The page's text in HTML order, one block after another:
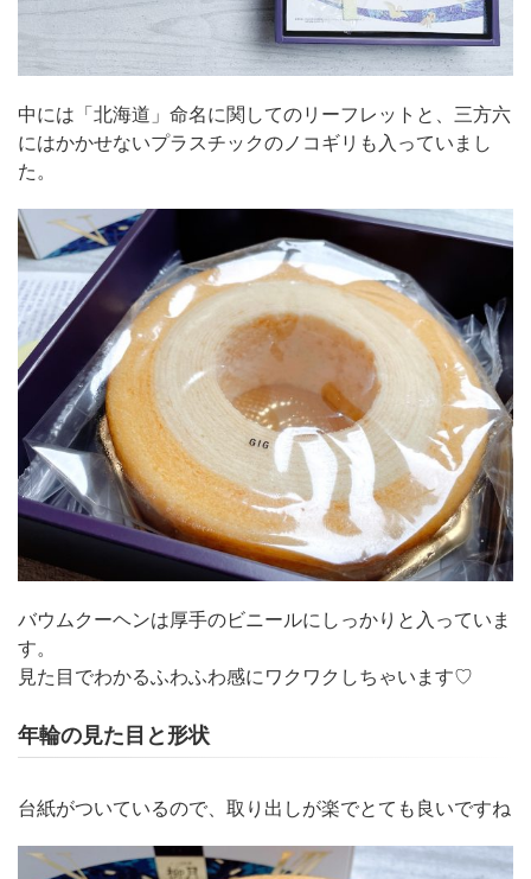
中には「北海道」命名に関してのリーフレットと、三方六
にはかかせないプラスチックのノコギリも入っていまし
た。
バウムクーヘンは厚手のビニールにしっかりと入っていま
す。
見た目でわかるふわふわ感にワクワクしちゃいます♡
年輪の見た目と形状
台紙がついているので、取り出しが楽でとても良いですね